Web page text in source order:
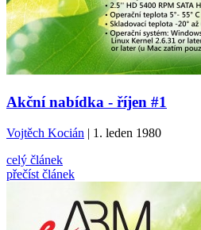
Akční nabídka - říjen #1
Vojtěch Kocián | 1. leden 1980
celý článek
přečíst článek